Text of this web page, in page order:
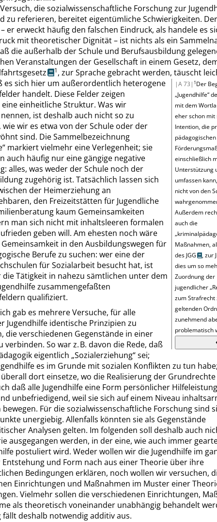
die sozialwissenschaftliche Forschung zur
zu referieren, bereitet eigentümliche Schwierigkeiten.
er erweckt häufig den falschen Eindruck, als handele es
mit theoretischer Dignität – ist nichts als ein
die außerhalb der Schule und Berufsausbildung
Veranstaltungen der Gesellschaft in einem Gesetz,
1
|A 73| 1Der
„Jugendhilfe“
mit dem
eher schon mit
Intention, die
pädagogischen
einschließlich
Unterstützung
umfassen
nicht von den
Außerdem
auch die
„
Maßnahmen,
des JGG
, zur
dies um so
Zuordnung der
jugendlicher„
zum Strafrecht
geltenden
zunehmend
problematisch
, zur Sprache gebracht werden, täuscht
es sich hier um außerordentlich heterogene
handelt. Diese Felder zeigen
eine einheitliche Struktur. Was wir
ist deshalb auch nicht so zu
wir es etwa von der Schule oder der
sind. Die Sammelbezeichnung
“ markiert vielmehr eine Verlegenheit; sie
auch häufig nur eine gängige negative
alles, was weder der Schule noch der
zugehörig ist. Tatsächlich lassen sich
der Heimerziehung an
den Freizeitstätten für Jugendliche
kaum Gemeinsamkeiten
man sich nicht mit inhaltsleeren formalen
geben will. Am ehesten noch wäre
in den Ausbildungswegen für
Berufe zu suchen: wer eine der
für Sozialarbeit besucht hat, ist
die Tätigkeit in nahezu sämtlichen unter dem
zusammengefaßten
qualifiziert.
gab es mehrere Versuche, für alle
Jugendhilfe identische Prinzipien zu
die verschiedenen Gegenstände in einer
verbinden. So war z. B. davon die Rede, daß
eigentlich „Sozialerziehung“sei;
es im Grunde mit sozialen Konflikten zu tun
überall dort einsetze, wo die Realisierung der
daß alle Jugendhilfe eine Form persönlicher
unbefriedigend, weil sie sich auf einem Niveau
Für die sozialwissenschaftliche Forschung sind
unergiebig. Allenfalls könnten sie als Gegenstände
Analysen gelten. Im folgenden soll deshalb auch
ausgegangen werden, in der eine, wie auch immer
postuliert wird. Weder wollen wir die Jugendhilfe im
und Form nach aus einer Theorie über ihre
Bedingungen erklären, noch wollen wir versuchen,
Einrichtungen und Maßnahmen im Muster einer
Vielmehr sollen die verschiedenen Einrichtungen,
als theoretisch voneinander unabhängig behandelt
deshalb notwendig additiv aus.